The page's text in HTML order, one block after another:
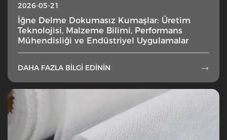
2026-05-21
İğne Delme Dokumasız Kumaşlar: Üretim
Teknolojisi, Malzeme Bilimi, Performans
Mühendisliği ve Endüstriyel Uygulamalar
DAHA FAZLA BILGI EDININ 